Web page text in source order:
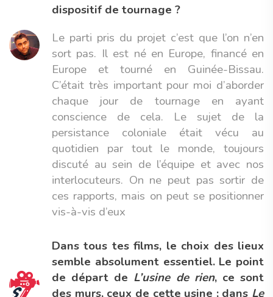
dispositif de tournage ?
Le parti pris du projet c’est que l’on n’en
sort pas. Il est né en Europe, financé en
Europe et tourné en Guinée-Bissau.
C’était très important pour moi d’aborder
chaque jour de tournage en ayant
conscience de cela. Le sujet de la
persistance coloniale était vécu au
quotidien par tout le monde, toujours
discuté au sein de l’équipe et avec nos
interlocuteurs. On ne peut pas sortir de
ces rapports, mais on peut se positionner
vis-à-vis d’eux
Dans tous tes films, le choix des lieux
semble absolument essentiel. Le point
de départ de L’usine de rien, ce sont
des murs, ceux de cette usine ; dans Le